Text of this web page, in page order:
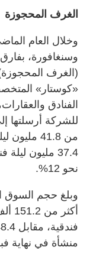
الغرف المحجوزة
وخلال العام
وسنغافورة،
(الغرف
«كوستار»
الفنادق
للشركة أرسلتها
من 41.8
نحو 12%.
منشأة في نهاية فبراير